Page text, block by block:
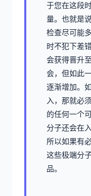
于您在这段
量。也就是
检查尽可能
时不犯下差
会获得晋升
会，但如此
逐渐增加。
入，那就必
的任何一个
分子还会在
所以如果有
这些极端分
品。